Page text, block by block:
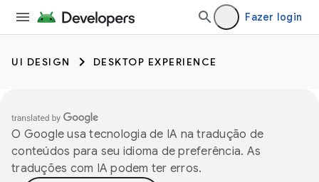
Fazer login
UI DESIGN DESKTOP EXPERIENCE
O Google usa tecnologia de IA na tradução de
conteúdos para seu idioma de preferência. As
traduções com IA podem ter erros.